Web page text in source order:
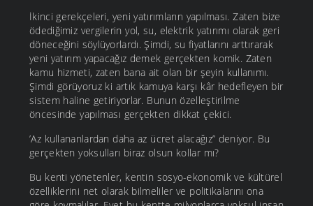
İkinci gerekçeleri, yeni yatırımların yapılması. Zaten bize
ödediğimiz vergilerin yol, su, elektrik yatırımı olarak geri
döneceğini söylüyorlardı. Şimdi, su fiyatlarını arttırarak
yeni yatırım yapacağız demek gerçekten komik. Zaten
kamu hizmeti, zaten bana ait olan bir şeyin kullanımı.
Şimdi görüyoruz ki artık kamuya karşı kâr hedefleyen bir
sistem haline getiriyorlar. Bunun özelleştirilme
öncesinde yapılması gerçekten dikkat çekici.
’Az kullananlardan daha az ücret alacağız” deniyor. Bu
gerçekten yoksulları biraz olsun kollar mı?
Bu kenti yönetenler, kentin sosyo-ekonomik ve kültürel
özelliklerini net olarak bilmeliler ve politikalarını ona